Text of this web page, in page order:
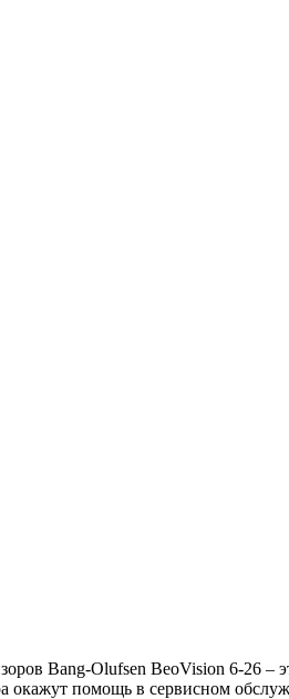
Bang-Olufsen BeoVision 6-26 –
помощь в сервисном